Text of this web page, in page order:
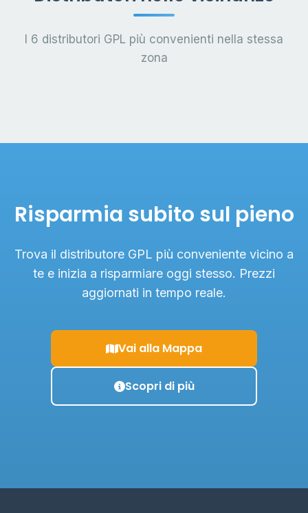
I 6 distributori GPL più convenienti nella stessa
zona
Risparmia subito sul pieno
Trova il distributore GPL più conveniente vicino a
te e inizia a risparmiare oggi stesso. Prezzi
aggiornati in tempo reale.
Vai alla Mappa
Scopri di più